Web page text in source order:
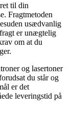
til din
Fragtmetoden
usædvanlig
er unægtelig
om at du
og lasertoner
du står og
er det
leveringstid på